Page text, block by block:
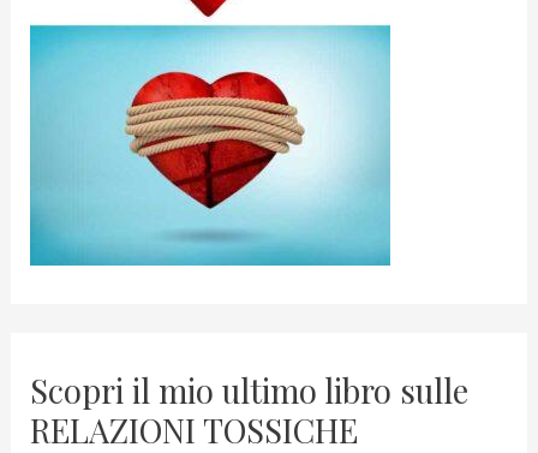
Scopri il mio ultimo libro sulle
RELAZIONI TOSSICHE